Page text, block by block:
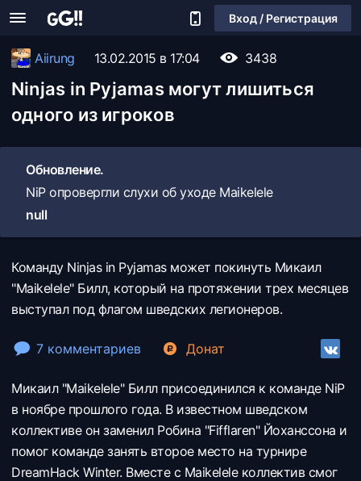
Вход / Регистрация
Aiirung 13.02.2015 в 17:04 3438
Ninjas in Pyjamas могут лишиться
одного из игроков
Обновление.
NiP опровергли слухи об уходе Maikelele
null
Команду Ninjas in Pyjamas может покинуть Микаил
"Maikelele" Билл, который на протяжении трех месяцев
выступал под флагом шведских легионеров.
7 комментариев Донат
Микаил "Maikelele" Билл присоединился к команде NiP
в ноябре прошлого года. В известном шведском
коллективе он заменил Робина "Fifflaren" Йоханссона и
помог команде занять второе место на турнире
DreamHack Winter. Вместе с Maikelele коллектив смог